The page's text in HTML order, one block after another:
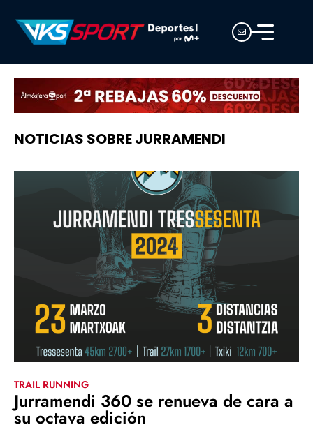
NOTICIAS SOBRE JURRAMENDI
TRAIL RUNNING
Jurramendi 360 se renueva de cara a
su octava edición